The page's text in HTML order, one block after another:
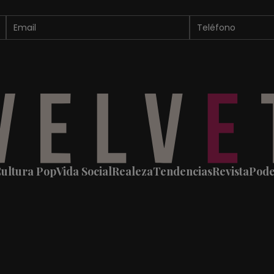
PopVida SocialRealezaTendenciasRevista